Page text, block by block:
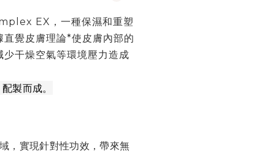
EX，一種保濕和重塑
直覺皮膚理論*使皮膚內部的
干燥空氣等環境壓力造成
製而成。
，實現針對性功效，帶來無